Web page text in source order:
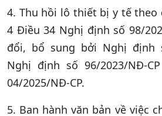
4. Thu hồi lô thiết bị y tế theo
4 Điều 34 Nghị định số 98/
đổi, bổ sung bởi Nghị định
Nghị định số 96/2023/NĐ-
04/2025/NĐ-CP.
5. Ban hành văn bản về việc